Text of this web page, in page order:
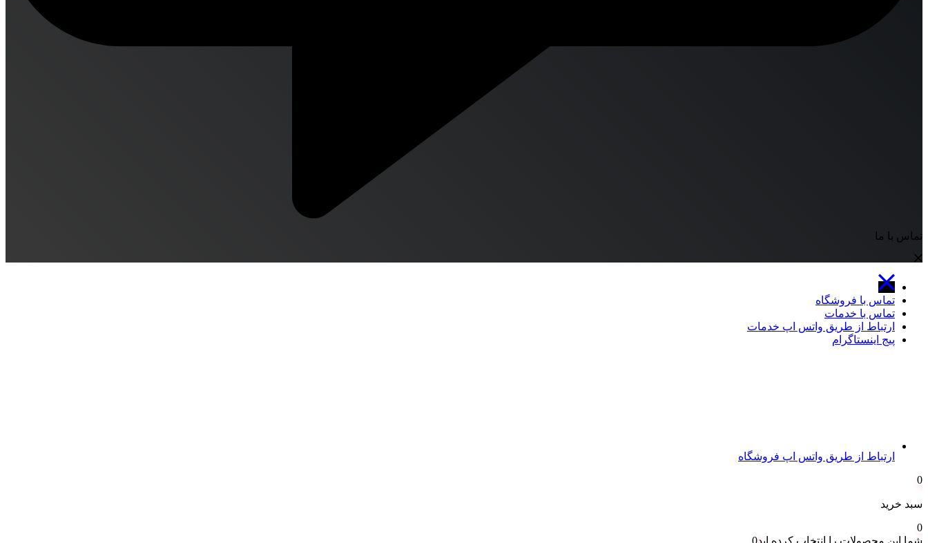
تماس با ما
تماس با فروشگاه
تماس با خدمات
ارتباط از طریق واتس اپ خدمات
پیج اینستاگرام
ارتباط از طریق واتس اپ فروشگاه
0
سبد خرید
0